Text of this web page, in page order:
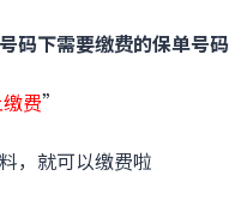
码下需要缴费的保单号码
费”
，就可以缴费啦